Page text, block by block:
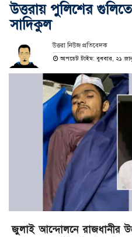
উত্তরায় পুলিশের
সাদিকুল
উত্তরা নিউজ প্রতিবেদক
আপডেট টাইম: বুধবার, ২১
জুলাই আন্দোলনে রাজধানীর